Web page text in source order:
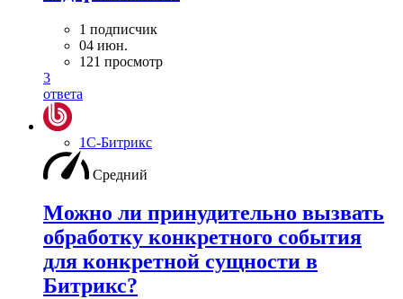
1 подписчик
04 июн.
121 просмотр
3
ответа
1С-Битрикс
Средний
Можно ли принудительно вызвать
обработку конкретного события
для конкретной сущности в
Битрикс?